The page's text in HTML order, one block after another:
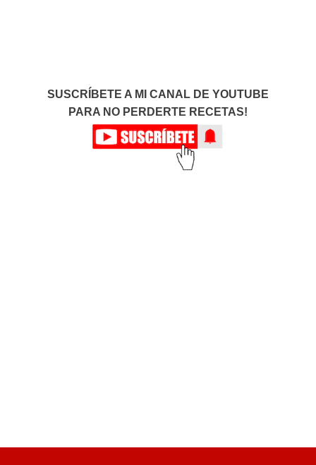
SUSCRÍBETE A MI CANAL DE YOUTUBE
PARA NO PERDERTE RECETAS!